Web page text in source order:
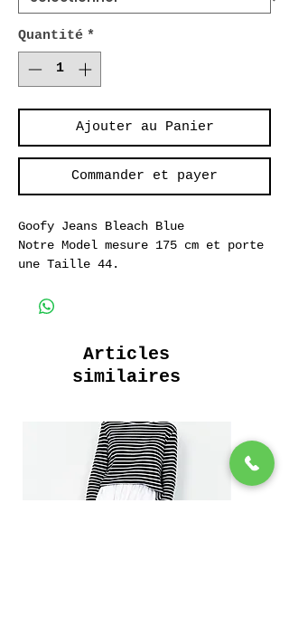
Quantité *
Ajouter au Panier
Commander et payer
Goofy Jeans Bleach Blue
Notre Model mesure 175 cm et porte
une Taille 44.
Articles
similaires